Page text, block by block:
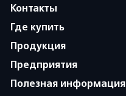
Контакты
Где купить
Продукция
Предприятия
Полезная информация